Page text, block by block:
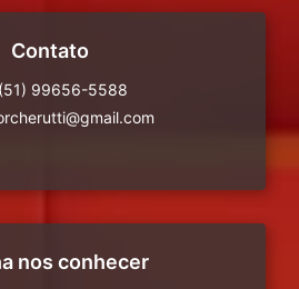
Contato
(51) 99656-5588
nos conhecer